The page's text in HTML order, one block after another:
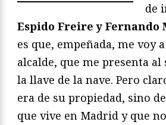
de
Espido Freire y Fernando
es que, empeñada, me voy
alcalde, que me presenta
la llave de la nave. Pero
era de su propiedad, sino
que vive en Madrid y que